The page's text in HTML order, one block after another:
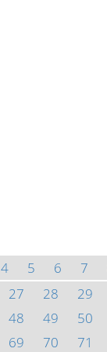
4 5 6 7
27 28 29
48 49 50
69 70 71